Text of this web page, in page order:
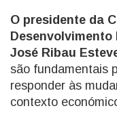
O presidente da
Desenvolvimento
José Ribau
são fundamentais
responder às
contexto